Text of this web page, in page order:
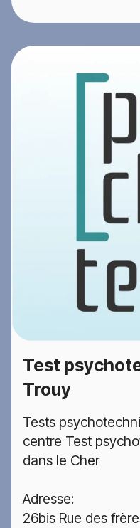
Test
Trouy
Tests
centre Test
dans le Cher
Adresse:
26bis Rue des